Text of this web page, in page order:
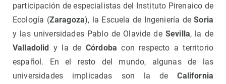
participación de especialistas del Instituto Pirenaico de
Ecología (Zaragoza), la Escuela de Ingeniería deSoria
y las universidades Pablo de Olavide de Sevilla, la de
Valladolid y la de Córdoba con respecto a territorio
español. En el resto del mundo, algunas de las
universidades implicadas son la deCalifornia